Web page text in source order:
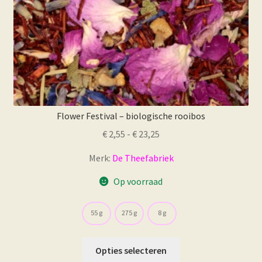
Flower Festival – biologische rooibos
€ 2,55 - € 23,25
tot
€ 23,25
Merk: De Theefabriek
Op voorraad
55 g 275 g 8 g
Opties selecteren